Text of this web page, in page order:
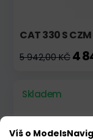
CAT 330 S CZM
5 942,00 KČ 4
Skladem
Víš o